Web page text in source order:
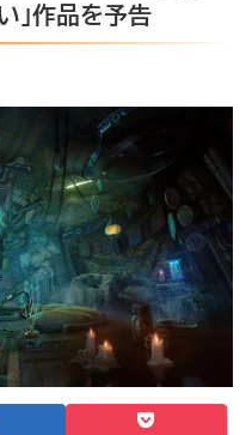
」作品を予告